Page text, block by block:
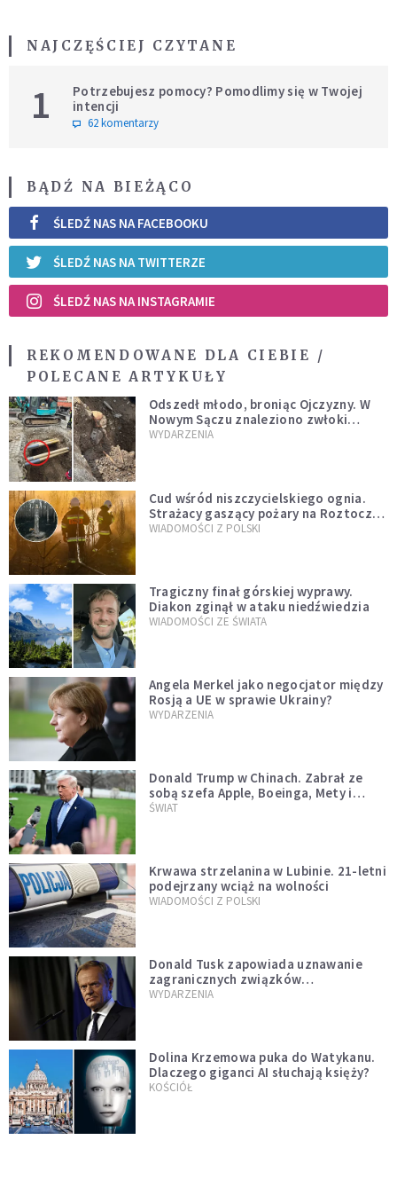
NAJCZĘŚCIEJ CZYTANE
1
Potrzebujesz pomocy? Pomodlimy się w Twojej
intencji
62 komentarzy
BĄDŹ NA BIEŻĄCO
ŚLEDŹ NAS NA FACEBOOKU
ŚLEDŹ NAS NA TWITTERZE
ŚLEDŹ NAS NA INSTAGRAMIE
REKOMENDOWANE DLA CIEBIE /
POLECANE ARTYKUŁY
Odszedł młodo, broniąc Ojczyzny. W
Nowym Sączu znaleziono zwłoki
mężczyzny z czasów potopu
WYDARZENIA
Cud wśród niszczycielskiego ognia.
Strażacy gaszący pożary na Roztoczu
opublikowali niezwykłe zdjęcie
WIADOMOŚCI Z POLSKI
Tragiczny finał górskiej wyprawy.
Diakon zginął w ataku niedźwiedzia
WIADOMOŚCI ZE ŚWIATA
Angela Merkel jako negocjator między
Rosją a UE w sprawie Ukrainy?
WYDARZENIA
Donald Trump w Chinach. Zabrał ze
sobą szefa Apple, Boeinga, Mety i
Muska
ŚWIAT
Krwawa strzelanina w Lubinie. 21-letni
podejrzany wciąż na wolności
WIADOMOŚCI Z POLSKI
Donald Tusk zapowiada uznawanie
zagranicznych związków
jednopłciowych. "Państwo oblało ten
WYDARZENIA
Dolina Krzemowa puka do Watykanu.
Dlaczego giganci AI słuchają księży?
KOŚCIÓŁ